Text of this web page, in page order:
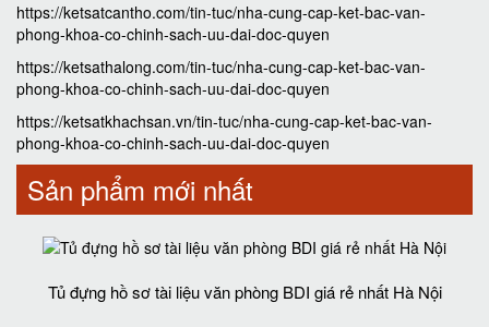
https://ketsatcantho.com/tin-tuc/nha-cung-cap-ket-bac-van-
phong-khoa-co-chinh-sach-uu-dai-doc-quyen
https://ketsathalong.com/tin-tuc/nha-cung-cap-ket-bac-van-
phong-khoa-co-chinh-sach-uu-dai-doc-quyen
https://ketsatkhachsan.vn/tin-tuc/nha-cung-cap-ket-bac-van-
phong-khoa-co-chinh-sach-uu-dai-doc-quyen
Sản phẩm mới nhất
Tủ đựng hồ sơ tài liệu văn phòng BDI giá rẻ nhất Hà Nội